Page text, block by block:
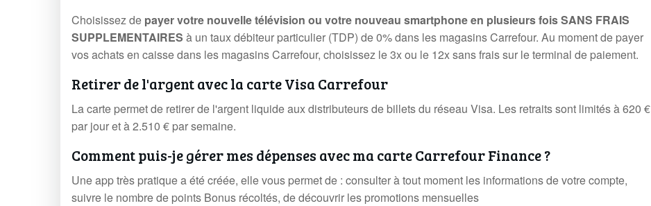
Choisissez de payer votre nouvelle télévision ou votre nouveau smartphone en plusieurs fois SANS FRAIS
SUPPLEMENTAIRES à un taux débiteur particulier (TDP) de 0% dans les magasins Carrefour. Au moment de payer
vos achats en caisse dans les magasins Carrefour, choisissez le 3x ou le 12x sans frais sur le terminal de paiement.
Retirer de l'argent avec la carte Visa Carrefour
La carte permet de retirer de l'argent liquide aux distributeurs de billets du réseau Visa. Les retraits sont limités à 620 €
par jour et à 2.510 € par semaine.
Comment puis-je gérer mes dépenses avec ma carte Carrefour Finance ?
Une app très pratique a été créée, elle vous permet de : consulter à tout moment les informations de votre compte,
suivre le nombre de points Bonus récoltés, de découvrir les promotions mensuelles